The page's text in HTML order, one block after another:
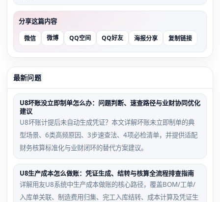
分享这篇内容
微信 微博 QQ空间 QQ好友 海报分享 复制链接
最新问题
U8坏账没立即制单怎么办：问题判断、速查路径与业财协同优化
建议
U8坏账计提后未自动生成凭证？本文详解坏账未立即制单的典
型场景、6类高频原因、3步速查法、4项必检清单，并提供适配
财务核算标准化与业财闭环的替代方案建议。
U8生产成本怎么做账：凭证生成、结转与核算全流程排查指南
详解用友U8系统中生产成本做账的核心路径，覆盖BOM/工单/
入库单关联、制造费用归集、完工入库结转、成本计算及凭证生